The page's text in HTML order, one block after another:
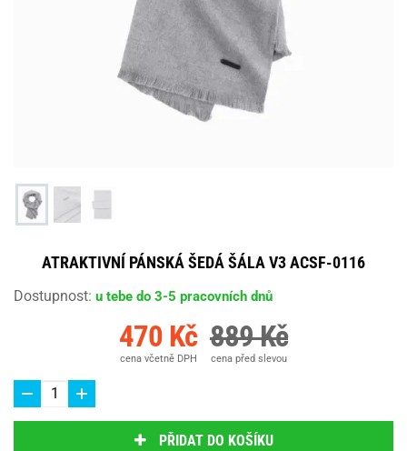
ATRAKTIVNÍ PÁNSKÁ ŠEDÁ ŠÁLA V3 ACSF-0116
Dostupnost: u tebe do 3-5 pracovních dnů
470 Kč
cena včetně DPH
889 Kč
cena před slevou
PŘIDAT DO KOŠÍKU